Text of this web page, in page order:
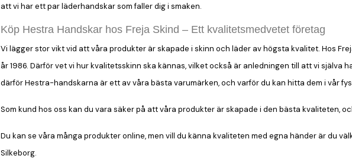
att vi har ett par läderhandskar som faller dig i smaken.
Köp Hestra Handskar hos Freja Skind – Ett kvalitetsmedvetet företag
Vi lägger stor vikt vid att våra produkter är skapade i skinn och läder av högsta kvalitet. Hos
år 1986. Därför vet vi hur kvalitetsskinn ska kännas, vilket också är anledningen till att vi
därför Hestra-handskarna är ett av våra bästa varumärken, och varför du kan hitta dem i vår
Som kund hos oss kan du vara säker på att våra produkter är skapade i den bästa kvaliteten,
Du kan se våra många produkter online, men vill du känna kvaliteten med egna händer är du
Silkeborg.